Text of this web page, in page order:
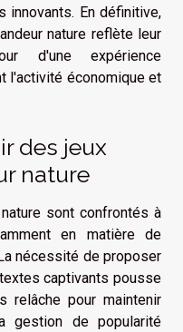
En définitive,
nature reflète leur
d'une expérience
l'activité économique et
des jeux
nature
sont confrontés à
en matière de
nécessité de proposer
captivants pousse
relâche pour maintenir
gestion de popularité